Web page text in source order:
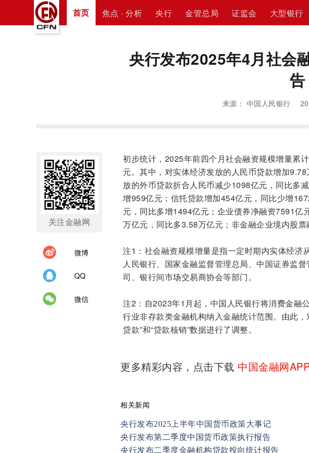
首页 焦点 · 分析 央行 金管总局 证监会 大型银行
央行发布2025年4月社会
告
来源： 中国人民银行
关注金融网
微博
QQ
微信
初步统计，2025年前四个月社会融资规模增量累
元。其中，对实体经济发放的人民币贷款增加
放的外币贷款折合人民币减少1098亿元，同比多
增959亿元；信托贷款增加454亿元，同比少增
元，同比多增1494亿元；企业债券净融资7591
万亿元，同比多3.58万亿元；非金融企业境内股票
注1：社会融资规模增量是指一定时期内实体经济
人民银行、国家金融监督管理总局、中国证券监
司、银行间市场交易商协会等部门。
注2：自2023年1月起，中国人民银行将消费金融
行业非存款类金融机构纳入金融统计范围。由此
贷款”和“贷款核销”数据进行了调整。
更多精彩内容，点击下载 中国金融网
相关新闻
央行发布2025上半年中国货币政策大事记
央行发布第二季度中国货币政策执行报告
央行发布二季度金融机构贷款投向统计报告